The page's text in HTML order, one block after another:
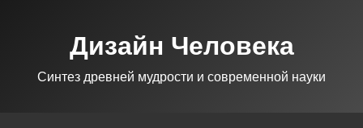
Дизайн Человека
Синтез древней мудрости и современной науки